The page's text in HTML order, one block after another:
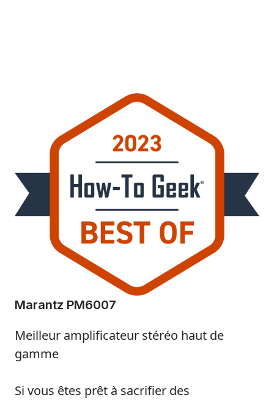
Marantz PM6007
Meilleur amplificateur stéréo haut de
gamme
Si vous êtes prêt à sacrifier des